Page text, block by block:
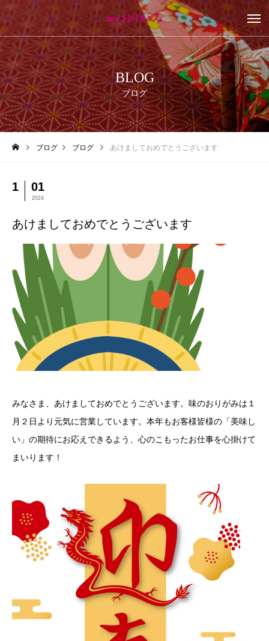
BLOG
ブログ
ブログ ブログ あけましておめでとうございます
1 01
2024
あけましておめでとうございます
みなさま、あけましておめでとうございます。味のおりがみは１
月２日より元気に営業しています。本年もお客様皆様の「美味し
い」の期待にお応えできるよう、心のこもったお仕事を心掛けて
まいります！